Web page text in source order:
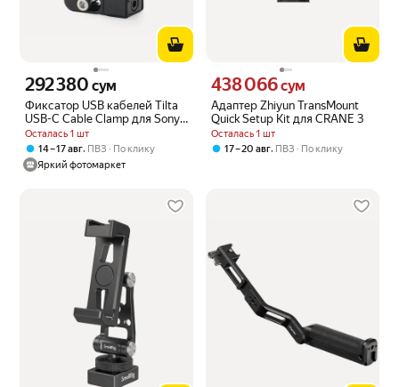
Фиксатор USB кабелей Tilta
USB-C Cable Clamp для Sony
a7 V, черный
Осталась 1 шт
Цена 292380 сум вместо
292 380 сум
14 – 17 авг, ПВЗ
По клику
Яркий фотомаркет
Адаптер Zhiyun TransMount
Quick Setup Kit для CRANE 3
Осталась 1 шт
Цена 438066 сум вместо
438 066сум
17 – 20 авг, ПВЗ По клику